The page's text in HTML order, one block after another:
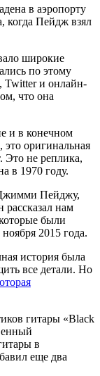
в аэропорту
когда Пейдж взял
широкие
по этому
Twitter и онлайн-
что она
и в конечном
это оригинальная
Это не реплика,
в 1970 году.
Пейджу,
рассказал нам
были
2015 года.
история была
все детали. Но
гитары «Black
в
еще два